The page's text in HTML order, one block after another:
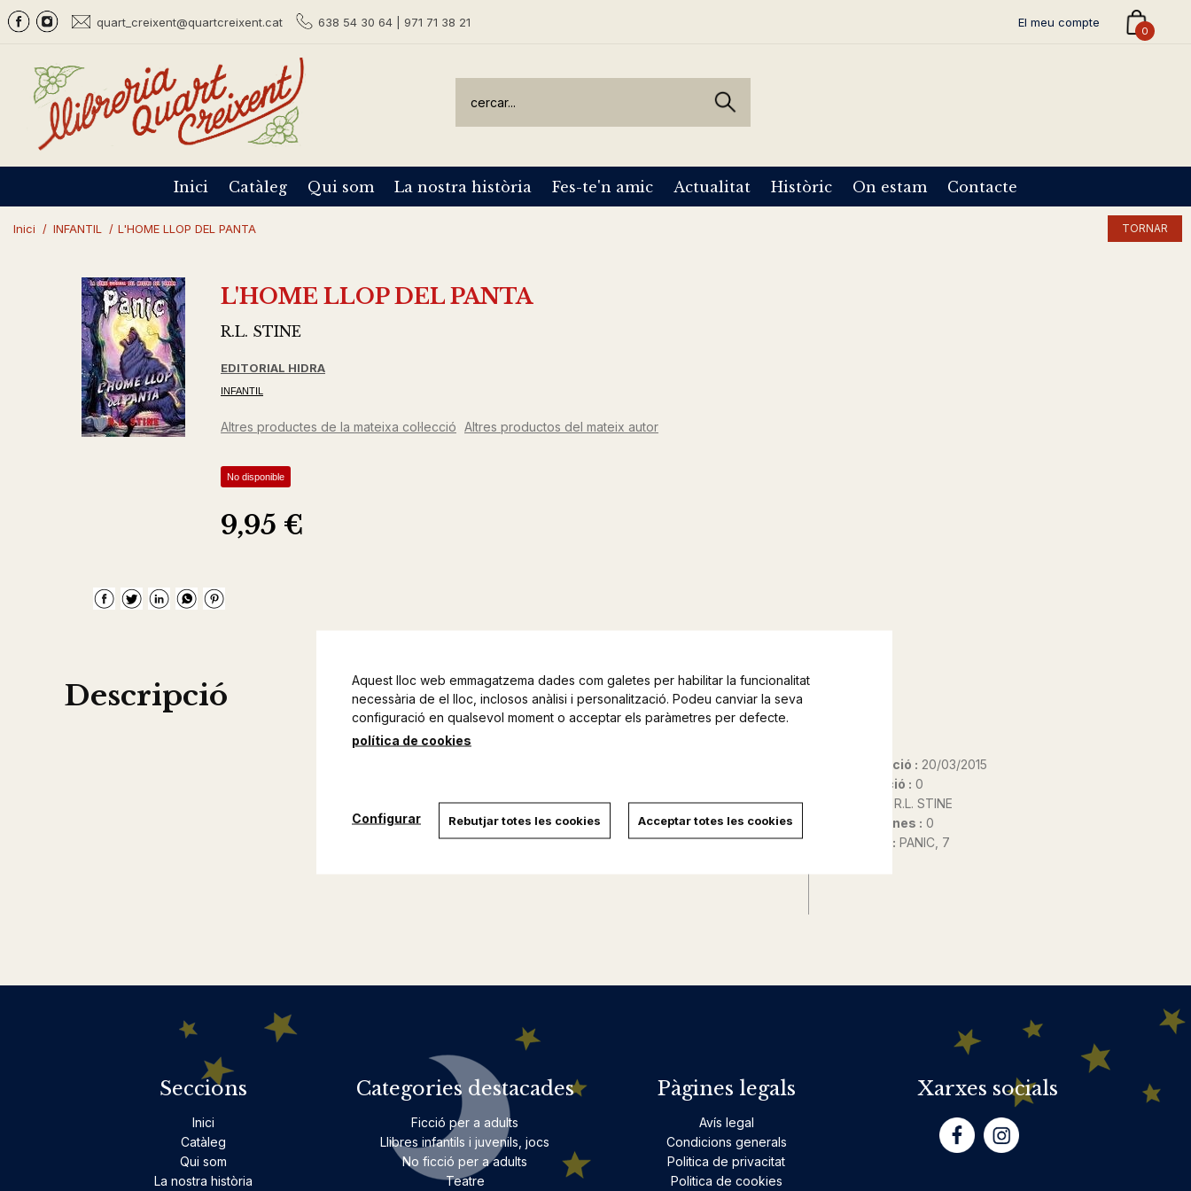
quart_creixent@quartcreixent.cat 638 54 30 64 | 971 71 38 21 El meu compte
0
Inici Catàleg Qui som La nostra història Fes-te'n amic Actualitat Històric On estam Contacte
Inici / INFANTIL / L'HOME LLOP DEL PANTA TORNAR
L'HOME LLOP DEL PANTA
R.L. STINE
EDITORIAL HIDRA
INFANTIL
Altres productes de la mateixa col·lecció Altres productos del mateix autor
No disponible
9,95 €
Descripció
Data d'edició : 20/03/2015
Any d'edició : 0
R.L. STINE
Nº de pàgines : 0
Col·lecció : PANIC, 7
Seccions
Inici
Catàleg
Qui som
La nostra història
Categories destacades
Ficció per a adults
Llibres infantils i juvenils, jocs
No ficció per a adults
Teatre
Pàgines legals
Avís legal
Condicions generals
Politica de privacitat
Politica de cookies
Xarxes socials
Aquest lloc web emmagatzema dades com galetes per habilitar la funcionalitat
necessària de el lloc, inclosos anàlisi i personalització. Podeu canviar la seva
configuració en qualsevol moment o acceptar els paràmetres per defecte.
política de cookies
Configurar Rebutjar totes les cookies Acceptar totes les cookies